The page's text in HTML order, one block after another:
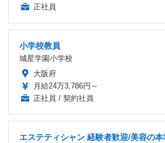
正社員
小学校教員
城星学園小学校
大阪府
月給24万3,786円～
正社員 / 契約社員
エステティシャン 経験者歓迎/美容の